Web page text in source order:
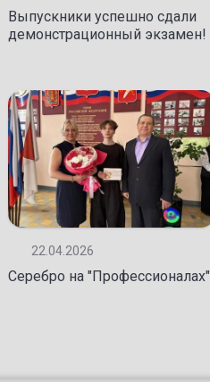
Выпускники успешно сдали
демонстрационный экзамен!
22.04.2026
Серебро на "Профессионалах"